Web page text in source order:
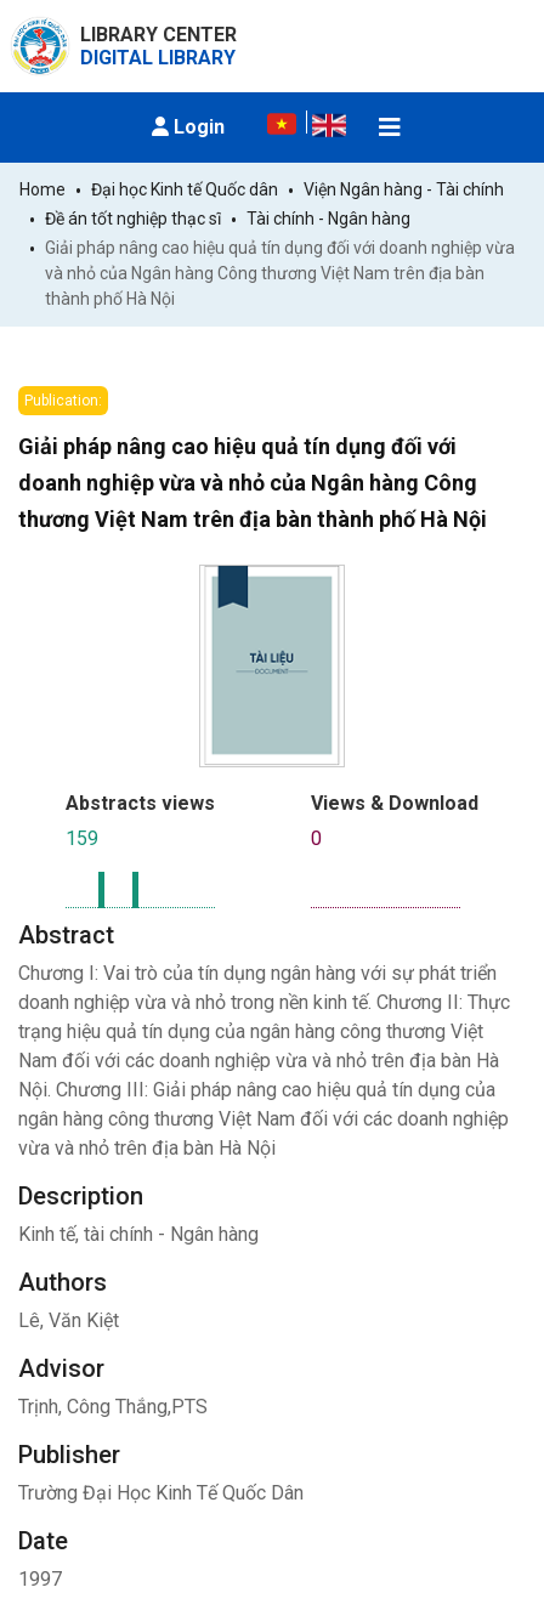
LIBRARY CENTER
DIGITAL LIBRARY
Login
Home Đại học Kinh tế Quốc dân
Viện Ngân hàng - Tài chính
Đề án tốt nghiệp thạc sĩ
Tài chính - Ngân hàng
Giải pháp nâng cao hiệu quả tín dụng đối với doanh nghiệp vừa
và nhỏ của Ngân hàng Công thương Việt Nam trên địa bàn
thành phố Hà Nội
Publication:
Giải pháp nâng cao hiệu quả tín dụng đối với
doanh nghiệp vừa và nhỏ của Ngân hàng Công
thương Việt Nam trên địa bàn thành phố Hà Nội
Abstracts views
159
Views & Download
0
Abstract
Chương I: Vai trò của tín dụng ngân hàng với sự phát triển
doanh nghiệp vừa và nhỏ trong nền kinh tế. Chương II: Thực
trạng hiệu quả tín dụng của ngân hàng công thương Việt
Nam đối với các doanh nghiệp vừa và nhỏ trên địa bàn Hà
Nội. Chương III: Giải pháp nâng cao hiệu quả tín dụng của
ngân hàng công thương Việt Nam đối với các doanh nghiệp
vừa và nhỏ trên địa bàn Hà Nội
Description
Kinh tế, tài chính - Ngân hàng
Authors
Lê, Văn Kiệt
Advisor
Trịnh, Công Thắng,PTS
Publisher
Trường Đại Học Kinh Tế Quốc Dân
Date
1997